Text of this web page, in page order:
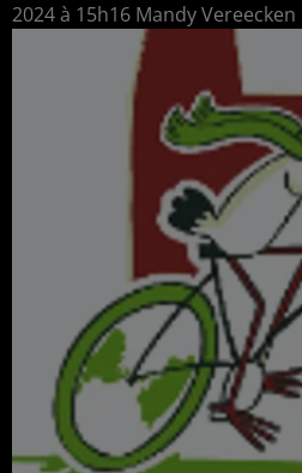
2024 à 15h16 Mandy Vereecken